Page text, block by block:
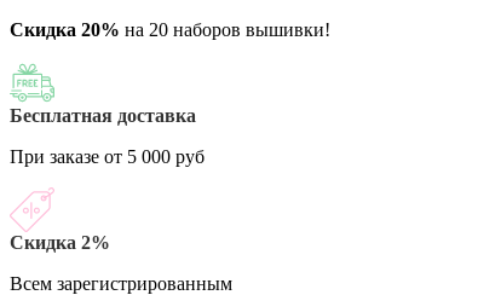
Скидка 20% на 20 наборов вышивки!
Бесплатная доставка
При заказе от 5 000 руб
Скидка 2%
Всем зарегистрированным